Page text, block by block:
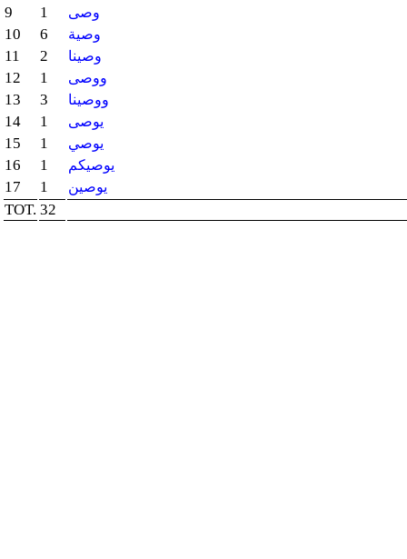
9 1 وصى
10 6 وصية
11 2 وصينا
12 1 ووصى
13 3 ووصينا
14 1 يوصى
15 1 يوصي
16 1 يوصيكم
17 1 يوصين
TOT. 32